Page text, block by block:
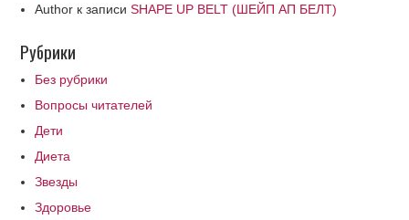
Author к записиSHAPE UP BELT (ШЕЙП АП БЕЛТ)
Рубрики
Без рубрики
Вопросы читателей
Дети
Диета
Звезды
Здоровье